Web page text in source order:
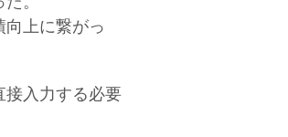
上に繋がっ
接入力する必要